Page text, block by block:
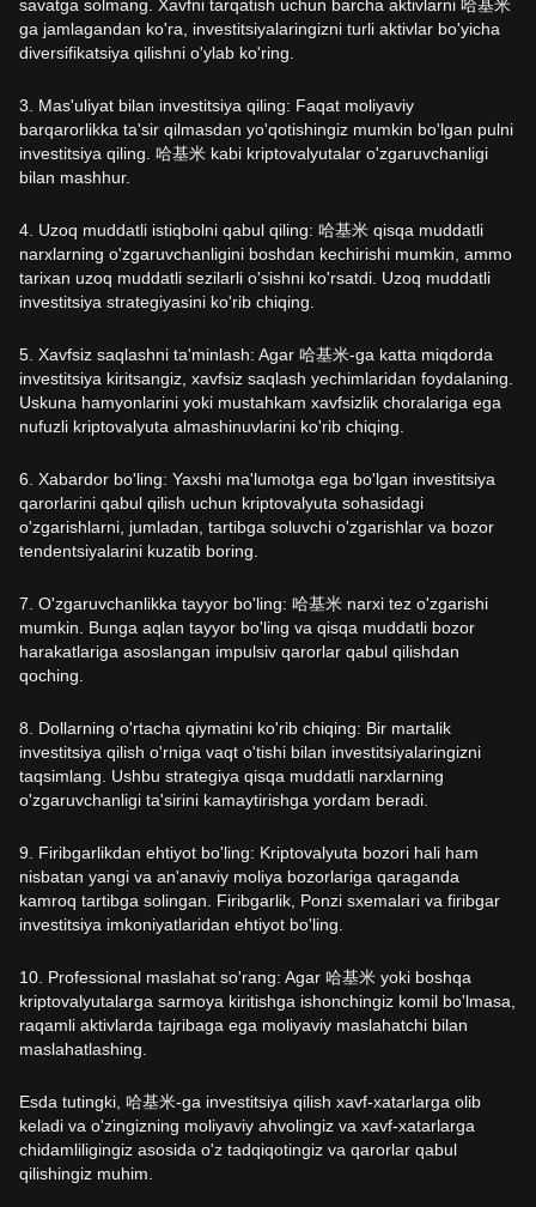
savatga solmang. Xavfni tarqatish uchun barcha aktivlarni 哈基米
ga jamlagandan ko'ra, investitsiyalaringizni turli aktivlar bo'yicha
diversifikatsiya qilishni o'ylab ko'ring.
3. Mas'uliyat bilan investitsiya qiling: Faqat moliyaviy
barqarorlikka ta'sir qilmasdan yo'qotishingiz mumkin bo'lgan pulni
investitsiya qiling. 哈基米 kabi kriptovalyutalar o'zgaruvchanligi
bilan mashhur.
4. Uzoq muddatli istiqbolni qabul qiling: 哈基米 qisqa muddatli
narxlarning o'zgaruvchanligini boshdan kechirishi mumkin, ammo
tarixan uzoq muddatli sezilarli o'sishni ko'rsatdi. Uzoq muddatli
investitsiya strategiyasini ko'rib chiqing.
5. Xavfsiz saqlashni ta'minlash: Agar 哈基米-ga katta miqdorda
investitsiya kiritsangiz, xavfsiz saqlash yechimlaridan foydalaning.
Uskuna hamyonlarini yoki mustahkam xavfsizlik choralariga ega
nufuzli kriptovalyuta almashinuvlarini ko'rib chiqing.
6. Xabardor bo'ling: Yaxshi ma'lumotga ega bo'lgan investitsiya
qarorlarini qabul qilish uchun kriptovalyuta sohasidagi
o'zgarishlarni, jumladan, tartibga soluvchi o'zgarishlar va bozor
tendentsiyalarini kuzatib boring.
7. O'zgaruvchanlikka tayyor bo'ling: 哈基米 narxi tez o'zgarishi
mumkin. Bunga aqlan tayyor bo'ling va qisqa muddatli bozor
harakatlariga asoslangan impulsiv qarorlar qabul qilishdan
qoching.
8. Dollarning o'rtacha qiymatini ko'rib chiqing: Bir martalik
investitsiya qilish o'rniga vaqt o'tishi bilan investitsiyalaringizni
taqsimlang. Ushbu strategiya qisqa muddatli narxlarning
o'zgaruvchanligi ta'sirini kamaytirishga yordam beradi.
9. Firibgarlikdan ehtiyot bo'ling: Kriptovalyuta bozori hali ham
nisbatan yangi va an'anaviy moliya bozorlariga qaraganda
kamroq tartibga solingan. Firibgarlik, Ponzi sxemalari va firibgar
investitsiya imkoniyatlaridan ehtiyot bo'ling.
10. Professional maslahat so'rang: Agar 哈基米 yoki boshqa
kriptovalyutalarga sarmoya kiritishga ishonchingiz komil bo'lmasa,
raqamli aktivlarda tajribaga ega moliyaviy maslahatchi bilan
maslahatlashing.
Esda tutingki, 哈基米-ga investitsiya qilish xavf-xatarlarga olib
keladi va o'zingizning moliyaviy ahvolingiz va xavf-xatarlarga
chidamliligingiz asosida o'z tadqiqotingiz va qarorlar qabul
qilishingiz muhim.